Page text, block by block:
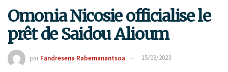
Omonia Nicosie officialise le
prêt de Saidou Alioum
par Fandresena Rabemanantsoa 15/09/2023